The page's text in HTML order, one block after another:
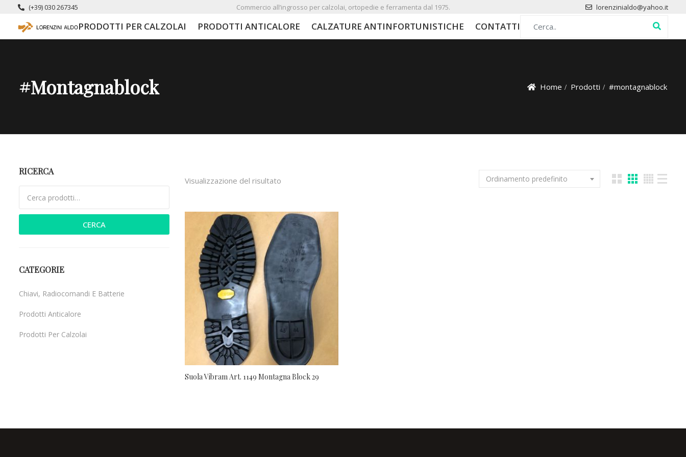
(+39) 030 267345 Commercio all’ingrosso per calzolai, ortopedie e ferramenta dal 1975. lorenzinialdo@yahoo.it
PRODOTTI PER CALZOLAI PRODOTTI ANTICALORE CALZATURE ANTINFORTUNISTICHE CONTATTI
#montagnablock Home Prodotti #montagnablock
RICERCA
CERCA
CATEGORIE
Chiavi, Radiocomandi E Batterie
Prodotti Anticalore
Prodotti Per Calzolai
Visualizzazione del risultato Ordinamento predefinito
Suola Vibram Art. 1149 Montagna Block 29